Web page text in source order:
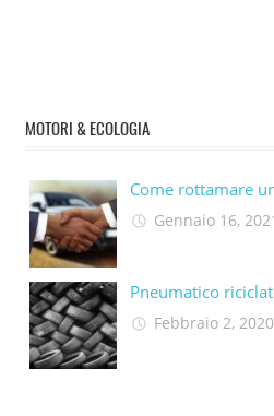
MOTORI & ECOLOGIA
Come rottamare
Gennaio 16,
Pneumatico
Febbraio 2, 2020